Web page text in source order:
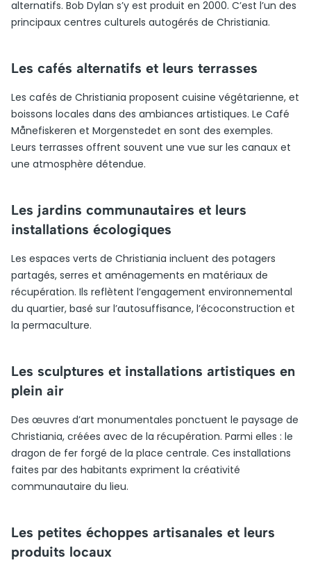
alternatifs. Bob Dylan s’y est produit en 2000. C’est l’un des
principaux centres culturels autogérés de Christiania.
Les cafés alternatifs et leurs terrasses
Les cafés de Christiania proposent cuisine végétarienne, et
boissons locales dans des ambiances artistiques. Le Café
Månefiskeren et Morgenstedet en sont des exemples.
Leurs terrasses offrent souvent une vue sur les canaux et
une atmosphère détendue.
Les jardins communautaires et leurs
installations écologiques
Les espaces verts de Christiania incluent des potagers
partagés, serres et aménagements en matériaux de
récupération. Ils reflètent l’engagement environnemental
du quartier, basé sur l’autosuffisance, l’écoconstruction et
la permaculture.
Les sculptures et installations artistiques en
plein air
Des œuvres d’art monumentales ponctuent le paysage de
Christiania, créées avec de la récupération. Parmi elles : le
dragon de fer forgé de la place centrale. Ces installations
faites par des habitants expriment la créativité
communautaire du lieu.
Les petites échoppes artisanales et leurs
produits locaux